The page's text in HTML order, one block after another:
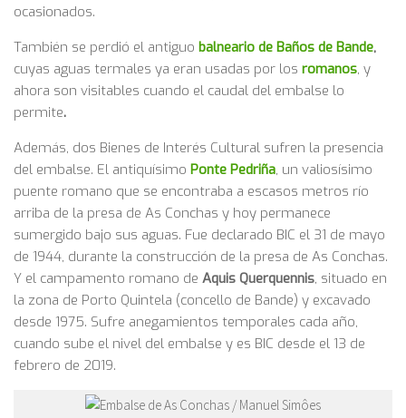
ocasionados.
También se perdió el antiguo balneario de Baños de Bande,
cuyas aguas termales ya eran usadas por los romanos, y
ahora son visitables cuando el caudal del embalse lo
permite.
Además, dos Bienes de Interés Cultural sufren la presencia
del embalse. El antiquísimo Ponte Pedriña, un valiosísimo
puente romano que se encontraba a escasos metros río
arriba de la presa de As Conchas y hoy permanece
sumergido bajo sus aguas. Fue declarado BIC el 31 de mayo
de 1944, durante la construcción de la presa de As Conchas.
Y el campamento romano de Aquis Querquennis, situado en
la zona de Porto Quintela (concello de Bande) y excavado
desde 1975. Sufre anegamientos temporales cada año,
cuando sube el nivel del embalse y es BIC desde el 13 de
febrero de 2019.